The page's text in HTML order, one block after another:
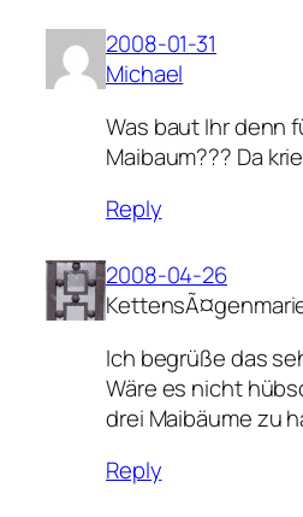
2008-01-31
Michael
Was baut Ihr denn
Maibaum??? Da
Reply
2008-04-26
Ich begrüße das
Wäre es nicht
drei Maibäume zu
Reply